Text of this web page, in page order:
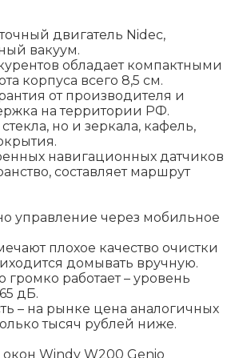
двигатель Nidec,
вакуум.
обладает компактными
корпуса всего 8,5 см.
от производителя и
на территории РФ.
но и зеркала, кафель,
навигационных датчиков
составляет маршрут
управление через мобильное
плохое качество очистки
домывать вручную.
работает – уровень
дБ.
– на рынке цена аналогичных
тысяч рублей ниже.
Windy W200 Genio